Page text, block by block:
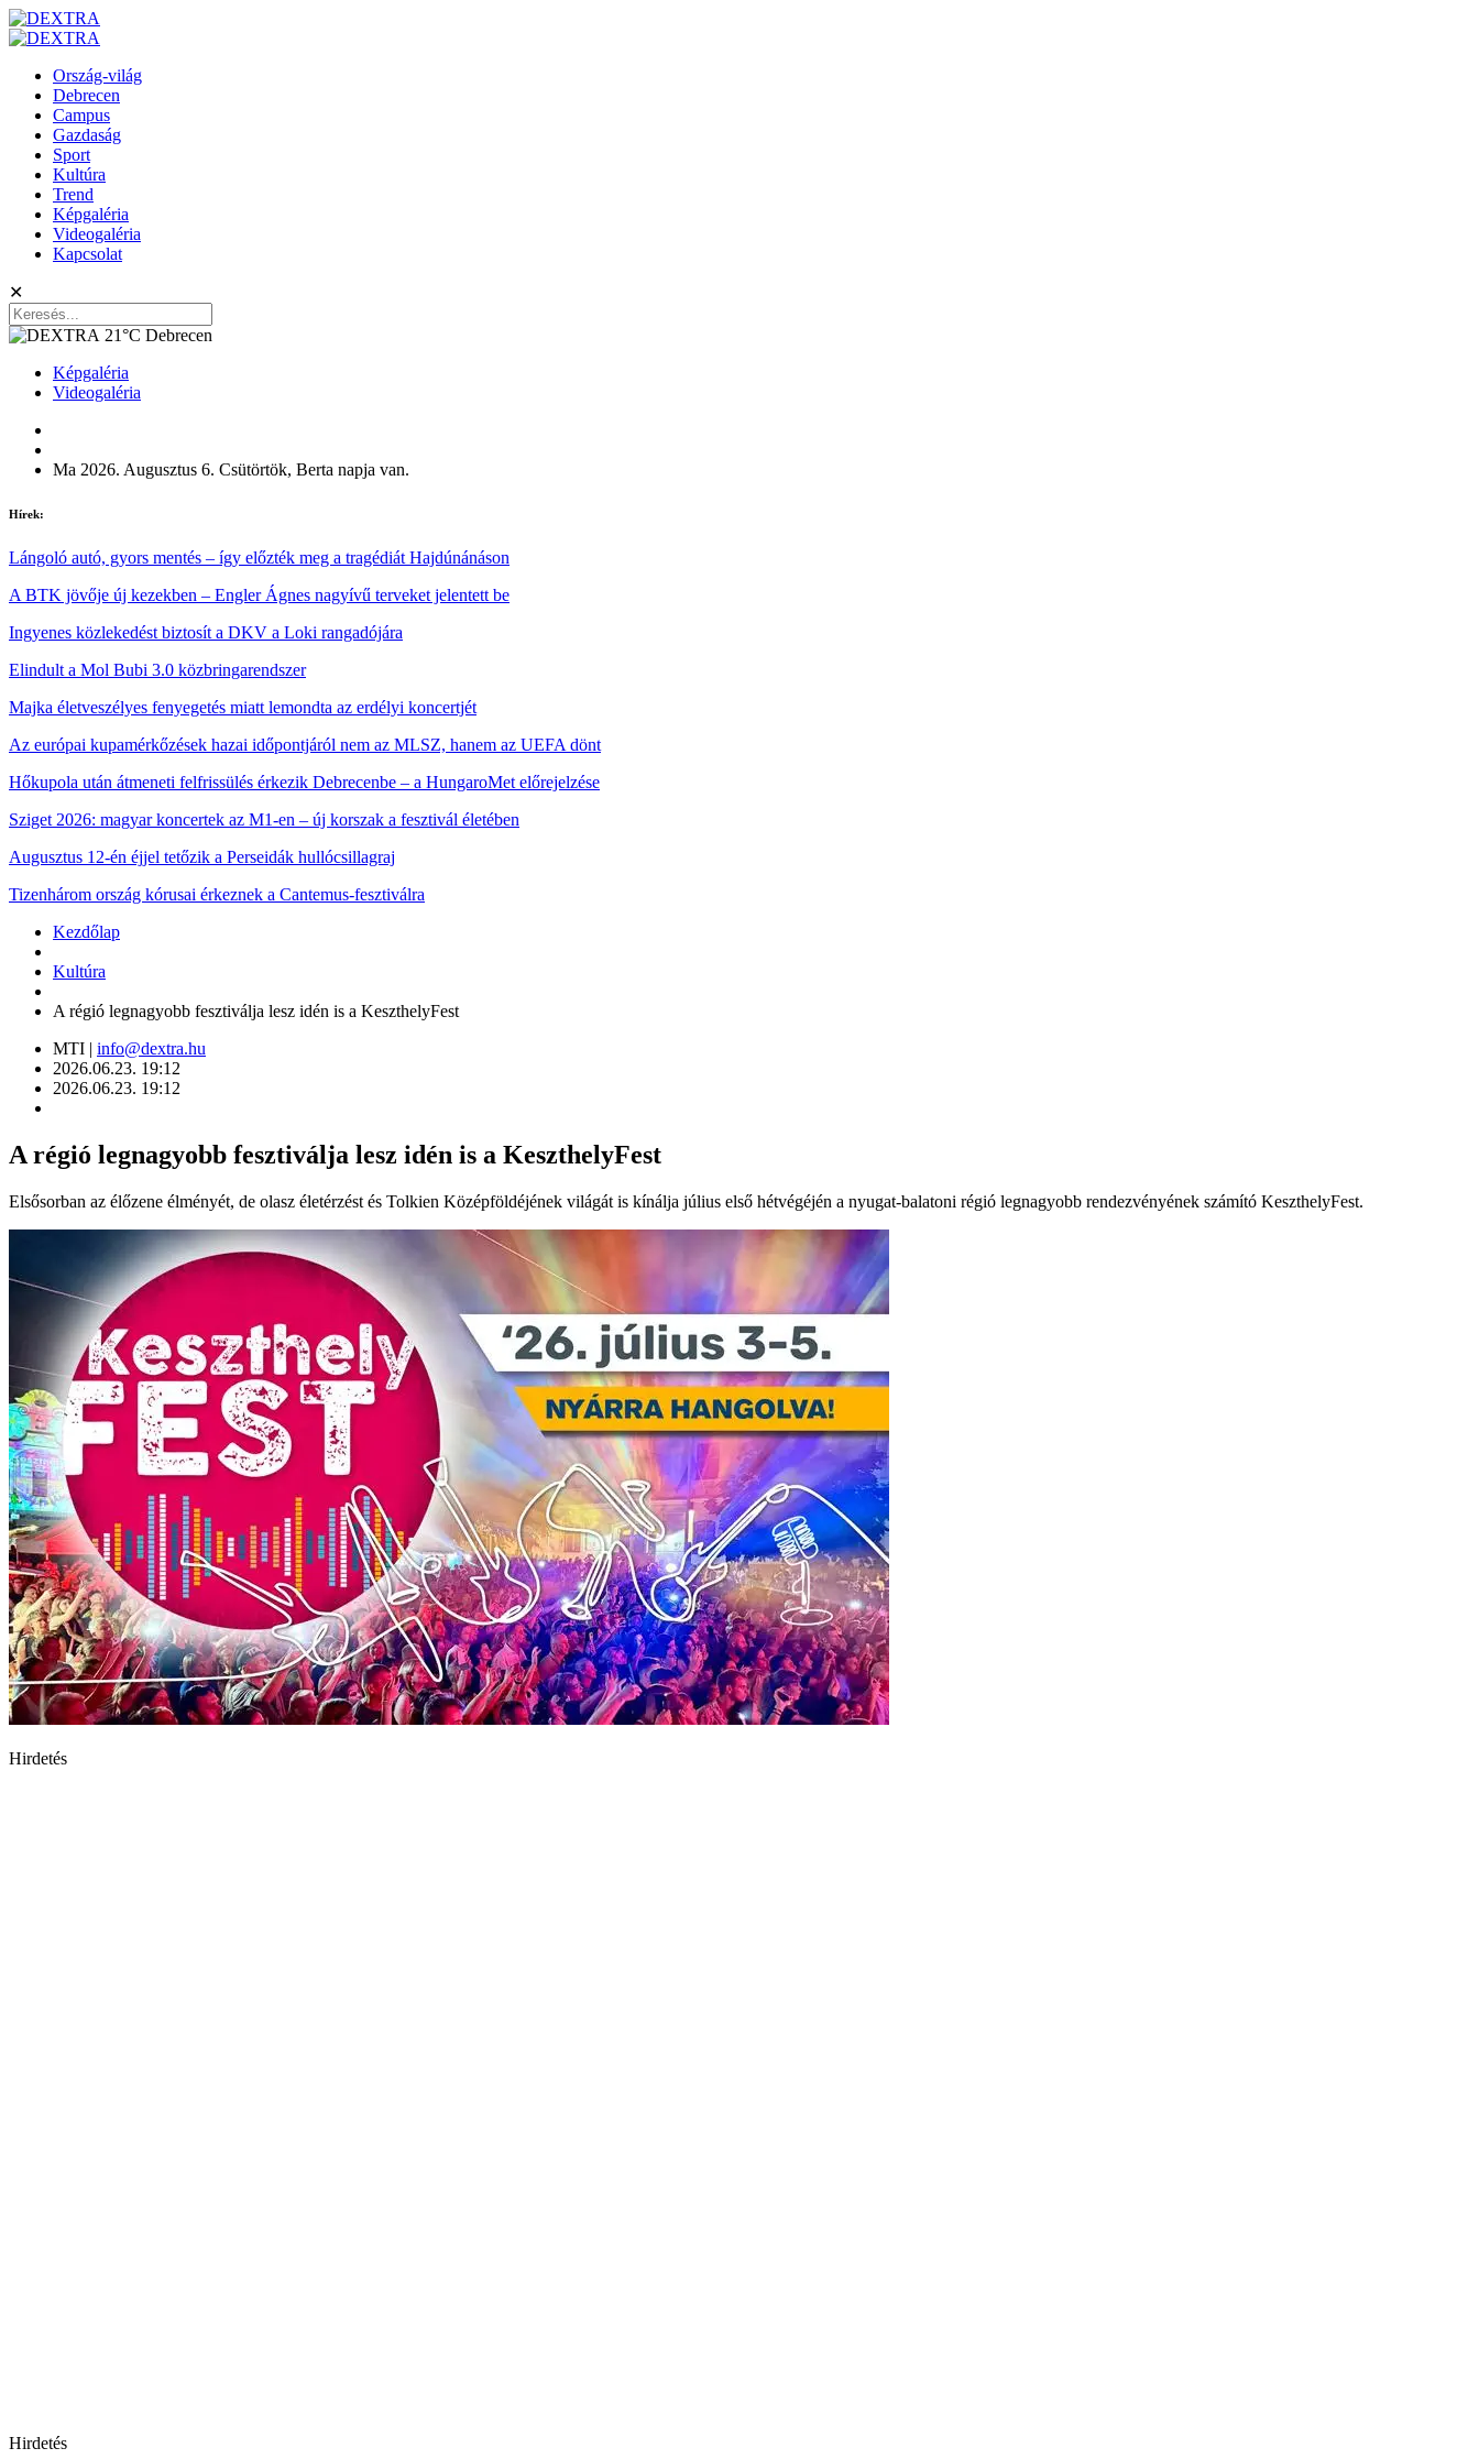
Ország-világ
Debrecen
Campus
Gazdaság
Sport
Kultúra
Trend
Képgaléria
Videogaléria
Kapcsolat
✕
21°C Debrecen
Képgaléria
Videogaléria
Ma 2026. Augusztus 6. Csütörtök, Berta napja van.
Hírek:
Lángoló autó, gyors mentés – így előzték meg a tragédiát Hajdúnánáson
A BTK jövője új kezekben – Engler Ágnes nagyívű terveket jelentett be
Ingyenes közlekedést biztosít a DKV a Loki rangadójára
Elindult a Mol Bubi 3.0 közbringarendszer
Majka életveszélyes fenyegetés miatt lemondta az erdélyi koncertjét
Az európai kupamérkőzések hazai időpontjáról nem az MLSZ, hanem az UEFA dönt
Hőkupola után átmeneti felfrissülés érkezik Debrecenbe – a HungaroMet előrejelzése
Sziget 2026: magyar koncertek az M1‑en – új korszak a fesztivál életében
Augusztus 12-én éjjel tetőzik a Perseidák hullócsillagraj
Tizenhárom ország kórusai érkeznek a Cantemus-fesztiválra
Kezdőlap
Kultúra
A régió legnagyobb fesztiválja lesz idén is a KeszthelyFest
MTI | info@dextra.hu
2026.06.23. 19:12
2026.06.23. 19:12
A régió legnagyobb fesztiválja lesz idén is a KeszthelyFest
Elsősorban az élőzene élményét, de olasz életérzést és Tolkien Középföldéjének világát is kínálja július első hétvégéjén a nyugat-balatoni régió legnagyobb rendezvényének számító KeszthelyFest.
Hirdetés
Hirdetés